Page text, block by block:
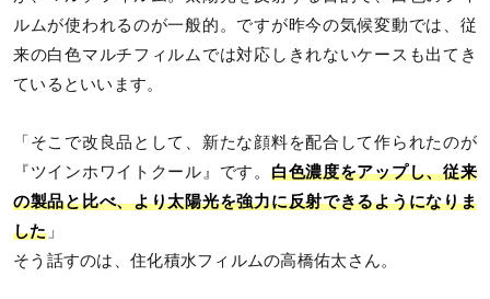
ルムが使われるのが一般的。ですが昨今の気候変動では、従
来の白色マルチフィルムでは対応しきれないケースも出てき
ているといいます。
「そこで改良品として、新たな顔料を配合して作られたのが
『ツインホワイトクール』です。 白色濃度をアップし、従来
の製品と比べ、より太陽光を強力に反射できるようになりま
した」
そう話すのは、住化積水フィルムの高橋佑太さん。